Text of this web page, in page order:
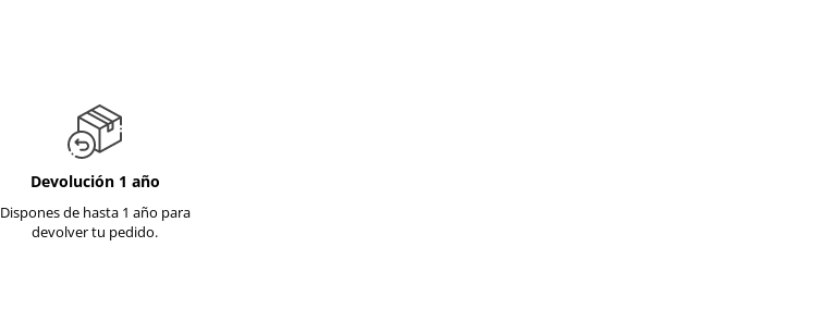
Devolución 1 año
Dispones de hasta 1 año para
devolver tu pedido.